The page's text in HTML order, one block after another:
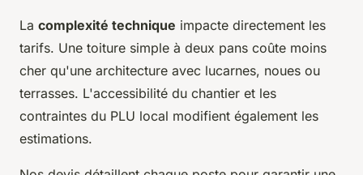
La complexité technique impacte directement les
tarifs. Une toiture simple à deux pans coûte moins
cher qu'une architecture avec lucarnes, noues ou
terrasses. L'accessibilité du chantier et les
contraintes du PLU local modifient également les
estimations.